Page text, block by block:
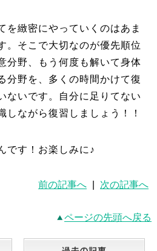
を緻密にやっていくのはあま
。そこで大切なのが優先順位
分野、もう何度も解いて身体
分野を、多くの時間かけて復
ないです。自分に足りてない
しながら復習しましょう！！
です！お楽しみに♪
前の記事へ 次の記事へ
ページの先頭へ戻る
最新記事一覧